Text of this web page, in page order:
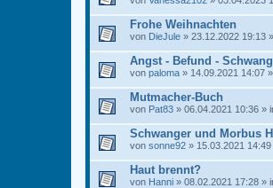
Frohe Weihnachten
von DieJule » 23.12.2022 19:13
Angst - Befund -
von paloma » 14.09.2021 14:07
Mutmacher-Buch
von Pat83 » 06.04.2021 10:36 »
Schwanger und Morbus
von sonne92 » 15.03.2021 14:49
Haut brennt?
von Hanni » 08.02.2021 17:28 »